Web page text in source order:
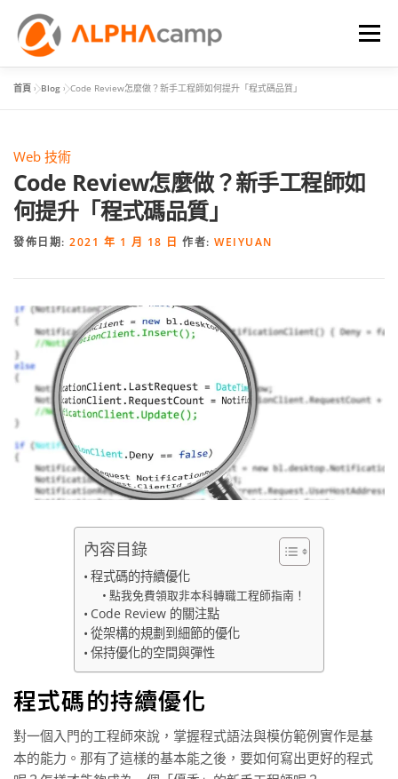
選單
FAQ
首頁 »Blog »Code Review怎麼做？新手工程師如何提升「程式碼品質」
Web 技術
Code Review怎麼做？新手工程師如
何提升「程式碼品質」
發佈日期: 2021 年 1 月 18 日 作者: WEIYUAN
內容目錄
程式碼的持續優化
點我免費領取非本科轉職工程師指南！
Code Review 的關注點
從架構的規劃到細節的優化
保持優化的空間與彈性
程式碼的持續優化
對一個入門的工程師來說，掌握程式語法與模仿範例實作是基
本的能力。那有了這樣的基本能之後，要如何寫出更好的程式